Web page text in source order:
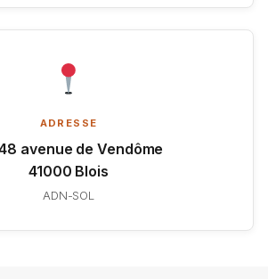
ADRESSE
avenue de Vendôme
41000 Blois
ADN-SOL